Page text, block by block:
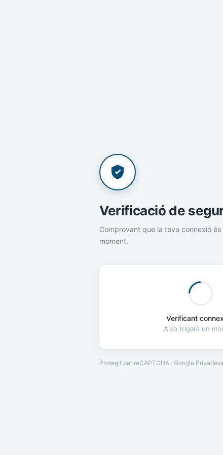
Verificació de
Comprovant que la teva connexió és
moment.
Verificant
Això trigarà un
Protegit per reCAPTCHA · Google Privadesa